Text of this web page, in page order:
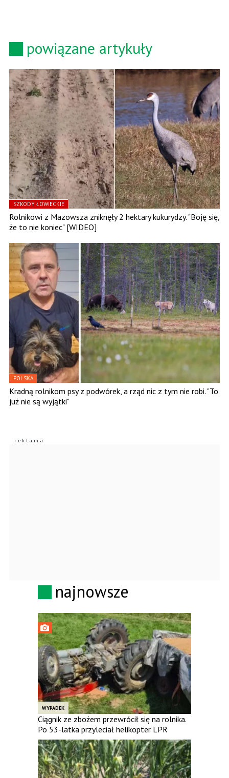
powiązane artykuły
SZKODY ŁOWIECKIE
Rolnikowi z Mazowsza zniknęły 2 hektary kukurydzy. "Boję się,
że to nie koniec" [WIDEO]
POLSKA
Kradną rolnikom psy z podwórek, a rząd nic z tym nie robi. "To
już nie są wyjątki"
najnowsze
WYPADEK
Ciągnik ze zbożem przewrócił się na rolnika.
Po 53-latka przyleciał helikopter LPR